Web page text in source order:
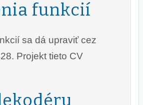
funkcií
sa dá upraviť cez
Projekt tieto CV